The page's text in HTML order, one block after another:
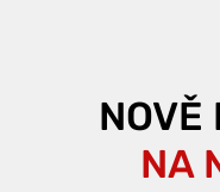
NOVĚ
NA